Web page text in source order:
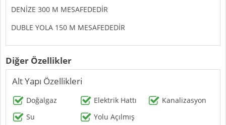
DENİZE 300 M MESAFEDEDİR
DUBLE YOLA 150 M MESAFEDEDİR
Diğer Özellikler
Alt Yapı Özellikleri
Doğalgaz Elektrik Hattı
Kanalizasyon
Su
Yolu Açılmış